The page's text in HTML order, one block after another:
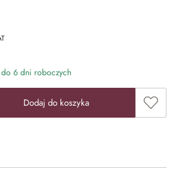
6 dni roboczych
żądaną wartość lub użyj
Dodaj do koszyka Dodaj